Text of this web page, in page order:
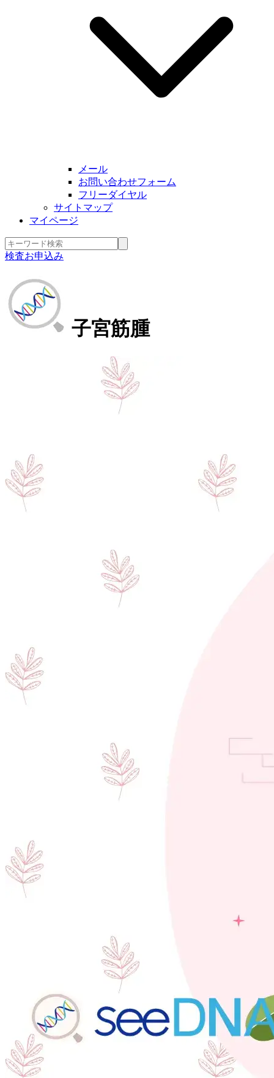
メール
お問い合わせフォーム
フリーダイヤル
サイトマップ
マイページ
検査お申込み
子宮筋腫